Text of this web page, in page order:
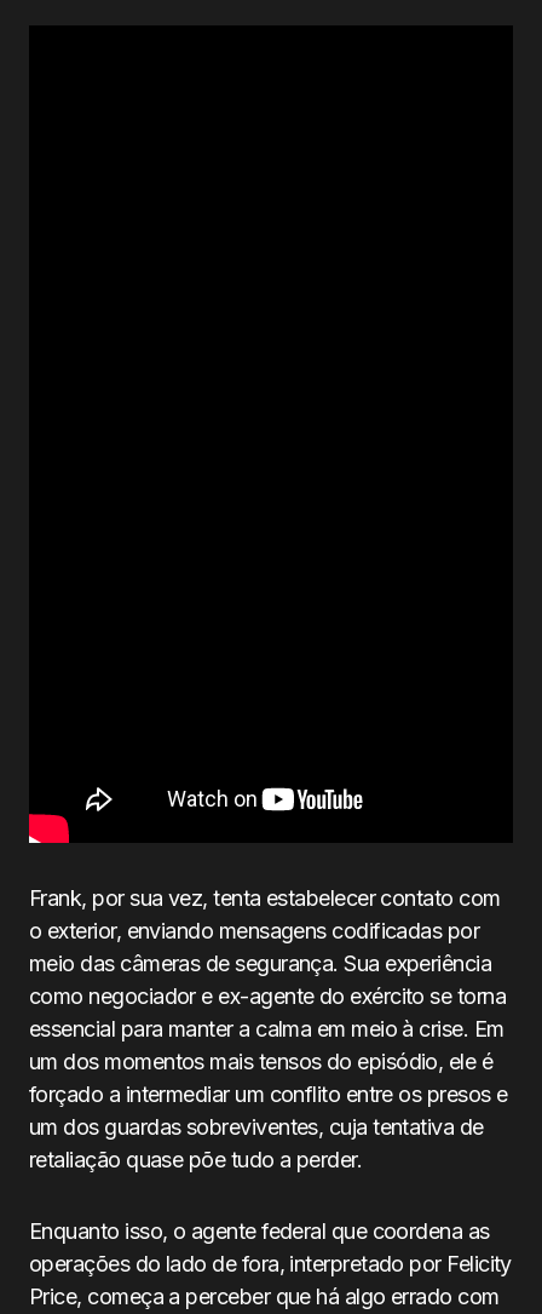
Frank, por sua vez, tenta estabelecer contato com
o exterior, enviando mensagens codificadas por
meio das câmeras de segurança. Sua experiência
como negociador e ex-agente do exército se torna
essencial para manter a calma em meio à crise. Em
um dos momentos mais tensos do episódio, ele é
forçado a intermediar um conflito entre os presos e
um dos guardas sobreviventes, cuja tentativa de
retaliação quase põe tudo a perder.
Enquanto isso, o agente federal que coordena as
operações do lado de fora, interpretado por Felicity
Price, começa a perceber que há algo errado com